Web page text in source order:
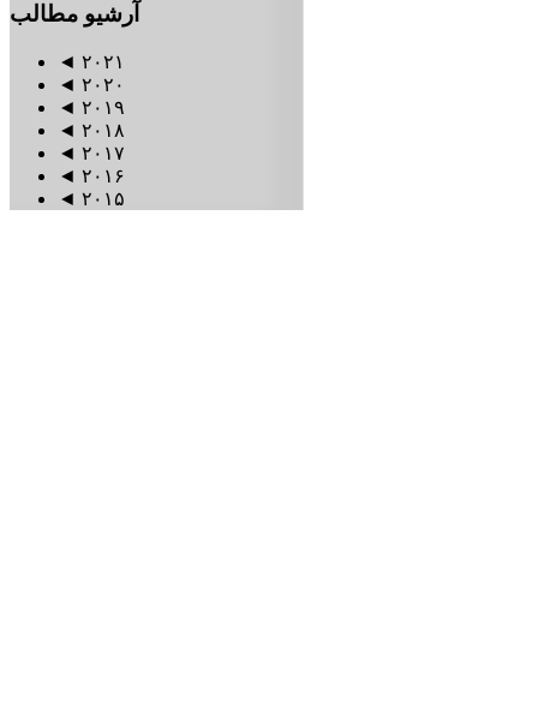
آرشیو مطالب
◄ ۲۰۲۱
◄ ۲۰۲۰
◄ ۲۰۱۹
◄ ۲۰۱۸
◄ ۲۰۱۷
◄ ۲۰۱۶
◄ ۲۰۱۵